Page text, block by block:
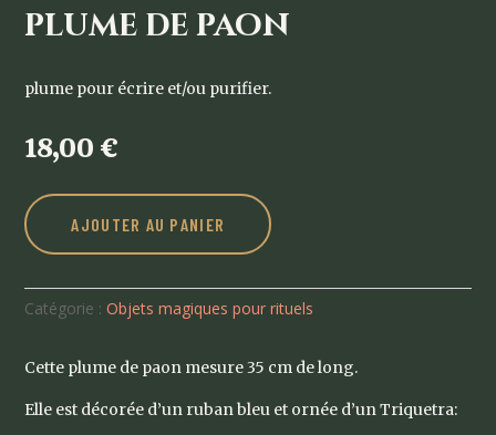
plume de paon
plume pour écrire et/ou purifier.
18,00 €
AJOUTER AU PANIER
Catégorie :Objets magiques pour rituels
Cette plume de paon mesure 35 cm de long.
Elle est décorée d’un ruban bleu et ornée d’un Triquetra: